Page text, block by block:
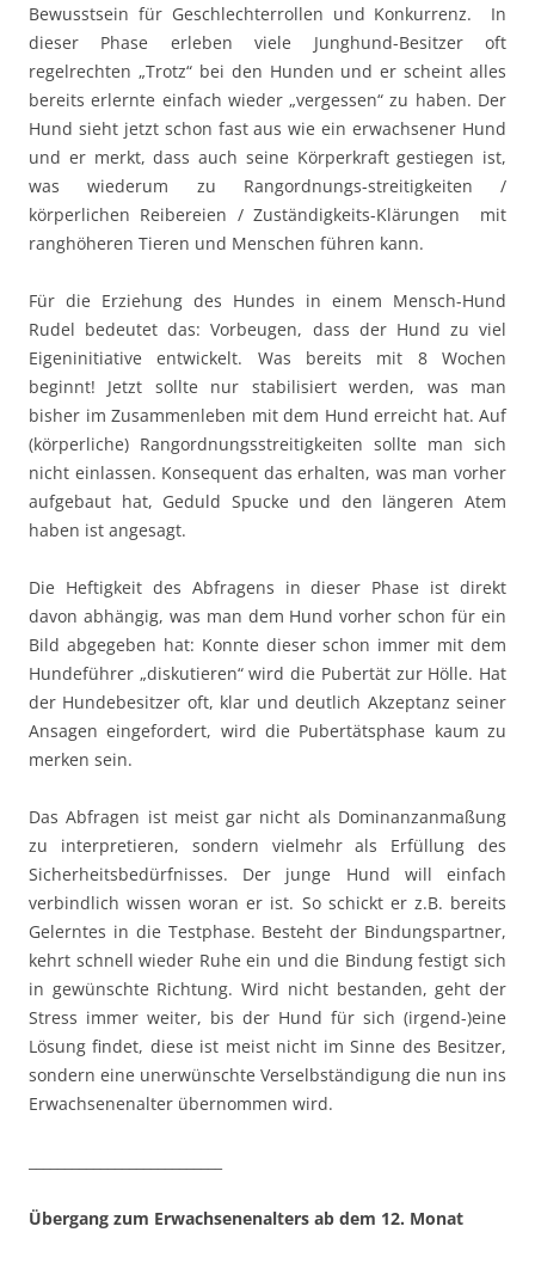
Bewusstsein für Geschlechterrollen und Konkurrenz. In
dieser Phase erleben viele Junghund-Besitzer oft
regelrechten „Trotz“ bei den Hunden und er scheint alles
bereits erlernte einfach wieder „vergessen“ zu haben. Der
Hund sieht jetzt schon fast aus wie ein erwachsener Hund
und er merkt, dass auch seine Körperkraft gestiegen ist,
was wiederum zu Rangordnungs-streitigkeiten /
körperlichen Reibereien / Zuständigkeits-Klärungen mit
ranghöheren Tieren und Menschen führen kann.
Für die Erziehung des Hundes in einem Mensch-Hund
Rudel bedeutet das: Vorbeugen, dass der Hund zu viel
Eigeninitiative entwickelt. Was bereits mit 8 Wochen
beginnt! Jetzt sollte nur stabilisiert werden, was man
bisher im Zusammenleben mit dem Hund erreicht hat. Auf
(körperliche) Rangordnungsstreitigkeiten sollte man sich
nicht einlassen. Konsequent das erhalten, was man vorher
aufgebaut hat, Geduld Spucke und den längeren Atem
haben ist angesagt.
Die Heftigkeit des Abfragens in dieser Phase ist direkt
davon abhängig, was man dem Hund vorher schon für ein
Bild abgegeben hat: Konnte dieser schon immer mit dem
Hundeführer „diskutieren“ wird die Pubertät zur Hölle. Hat
der Hundebesitzer oft, klar und deutlich Akzeptanz seiner
Ansagen eingefordert, wird die Pubertätsphase kaum zu
merken sein.
Das Abfragen ist meist gar nicht als Dominanzanmaßung
zu interpretieren, sondern vielmehr als Erfüllung des
Sicherheitsbedürfnisses. Der junge Hund will einfach
verbindlich wissen woran er ist. So schickt er z.B. bereits
Gelerntes in die Testphase. Besteht der Bindungspartner,
kehrt schnell wieder Ruhe ein und die Bindung festigt sich
in gewünschte Richtung. Wird nicht bestanden, geht der
Stress immer weiter, bis der Hund für sich (irgend-)eine
Lösung findet, diese ist meist nicht im Sinne des Besitzer,
sondern eine unerwünschte Verselbständigung die nun ins
Erwachsenenalter übernommen wird.
Übergang zum Erwachsenenalters ab dem 12. Monat